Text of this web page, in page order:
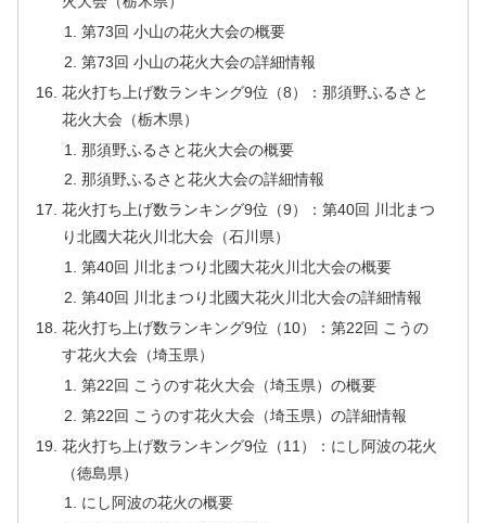
第73回 小山の花火大会の概要
第73回 小山の花火大会の詳細情報
花火打ち上げ数ランキング9位（8）：那須野ふるさと
花火大会（栃木県）
那須野ふるさと花火大会の概要
那須野ふるさと花火大会の詳細情報
花火打ち上げ数ランキング9位（9）：第40回 川北まつ
り北國大花火川北大会（石川県）
第40回 川北まつり北國大花火川北大会の概要
第40回 川北まつり北國大花火川北大会の詳細情報
花火打ち上げ数ランキング9位（10）：第22回 こうの
す花火大会（埼玉県）
第22回 こうのす花火大会（埼玉県）の概要
第22回 こうのす花火大会（埼玉県）の詳細情報
花火打ち上げ数ランキング9位（11）：にし阿波の花火
（徳島県）
にし阿波の花火の概要